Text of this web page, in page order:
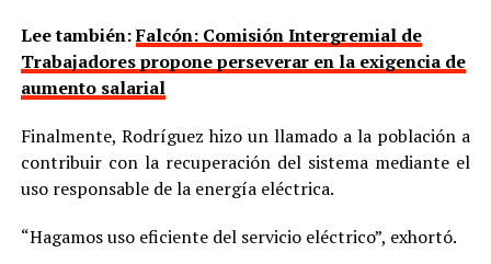
Lee también:Falcón: Comisión Intergremial de
Trabajadores propone perseverar en la exigencia de
aumento salarial
Finalmente, Rodríguez hizo un llamado a la población a
contribuir con la recuperación del sistema mediante el
uso responsable de la energía eléctrica.
“Hagamos uso eficiente del servicio eléctrico”, exhortó.